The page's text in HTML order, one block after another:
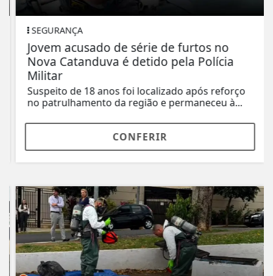
SEGURANÇA
Jovem acusado de série de furtos no
Nova Catanduva é detido pela Polícia
Militar
Suspeito de 18 anos foi localizado após reforço
no patrulhamento da região e permaneceu à...
CONFERIR